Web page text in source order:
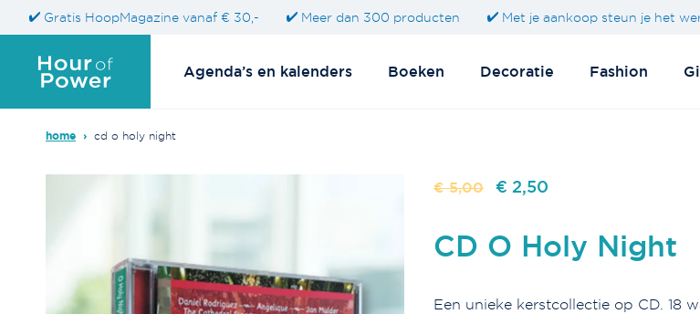
Gratis HoopMagazine vanaf € 30,- Meer dan 300 producten Met je aankoop steun je het
Agenda’s en kalenders Boeken Decoratie Fashion
home › cd o holy night
€ 5,00
Oorspronkelijke
was:
€
€ 2,50
is:
€
CD O Holy Night
Een unieke kerstcollectie op CD. 18